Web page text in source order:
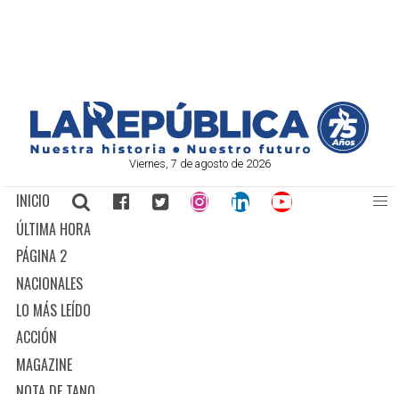
Viernes, 7 de agosto de 2026
INICIO
ÚLTIMA HORA
PÁGINA 2
NACIONALES
LO MÁS LEÍDO
ACCIÓN
MAGAZINE